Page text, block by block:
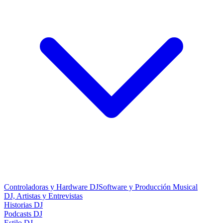
Controladoras y Hardware DJSoftware y Producción Musical
DJ, Artistas y Entrevistas
Historias DJ
Podcasts DJ